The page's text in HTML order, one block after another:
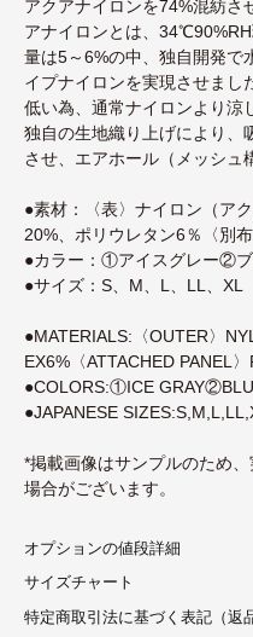
アクアナイロンを74%混紡さ
アナイロンとは、
量は5～6%の中、独自開発で
イプナイロンを実現させまし
低い為、通常ナイロンより涼
独自の生地織り上げにより、
させ、エアホール（メッシュ
●素材：〈表〉ナイロン（ア
20%、ポリウレタン6％〈別
●カラー：①アイスグレー②
●サイズ：S、M、L、LL、XL
●MATERIALS:〈OUTER〉
EX6%〈ATTACHED PANEL
●COLORS:①ICE
●JAPANESE
*掲載画像はサンプルのため
場合がございます。
オプションの値段詳細
サイズチャート
特定商取引法に基づく表記（返